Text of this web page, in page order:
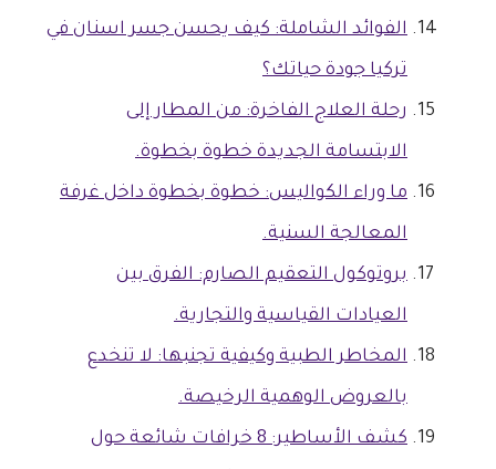
الفوائد الشاملة: كيف يحسن جسر اسنان في
تركيا جودة حياتك؟
رحلة العلاج الفاخرة: من المطار إلى
الابتسامة الجديدة خطوة بخطوة.
ما وراء الكواليس: خطوة بخطوة داخل غرفة
المعالجة السنية.
بروتوكول التعقيم الصارم: الفرق بين
العيادات القياسية والتجارية.
المخاطر الطبية وكيفية تجنبها: لا تنخدع
بالعروض الوهمية الرخيصة.
كشف الأساطير: 8 خرافات شائعة حول